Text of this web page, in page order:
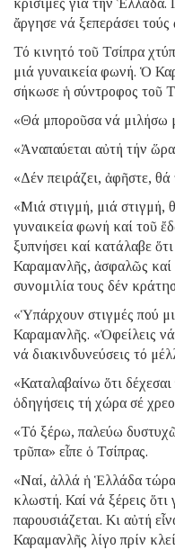
ἄργησε νά ξεπεράσει τούς
Τό κινητό τοῦ Τσίπρα
μιά γυναικεία φωνή. Ὁ
σήκωσε ἡ σύντροφος τοῦ
«Θά μποροῦσα νά μιλήσω
«Ἀναπαύεται αὐτή τήν
«Δέν πειράζει, ἀφῆστε,
«Μιά στιγμή, μιά στιγμή,
γυναικεία φωνή καί τοῦ
ξυπνήσει καί κατάλαβε
Καραμανλῆς, ἀσφαλῶς καί
συνομιλία τους δέν
«Ὑπάρχουν στιγμές πού
Καραμανλῆς. «Ὀφείλεις
νά διακινδυνεύσεις τό
«Καταλαβαίνω ὅτι
ὁδηγήσεις τή χώρα σέ
«Τό ξέρω, παλεύω
τρῦπα» εἶπε ὁ Τσίπρας.
«Ναί, ἀλλά ἡ Ἑλλάδα τώρα
κλωστή. Καί νά ξέρεις
παρουσιάζεται. Κι αὐτή
Καραμανλῆς λίγο πρίν